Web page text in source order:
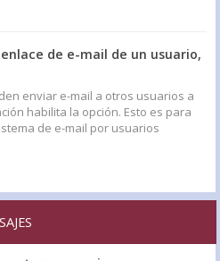
de e-mail de un usuario,
enviar e-mail a otros usuarios a
habilita la opción. Esto es para
de e-mail por usuarios